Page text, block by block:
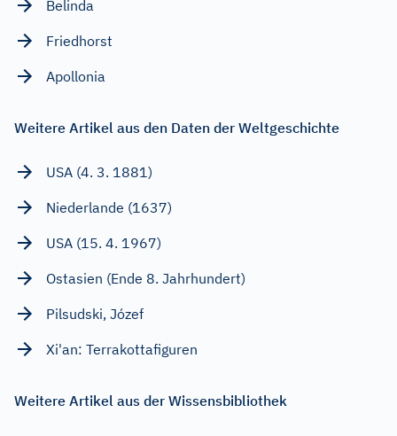
Belinda
Friedhorst
Apollonia
Weitere Artikel aus den Daten der Weltgeschichte
USA (4. 3. 1881)
Niederlande (1637)
USA (15. 4. 1967)
Ostasien (Ende 8. Jahrhundert)
Pilsudski, Józef
Xi'an: Terrakottafiguren
Weitere Artikel aus der Wissensbibliothek